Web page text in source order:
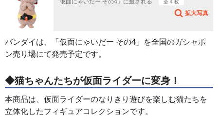
全 4 枚
拡大写真
バンダイは、「仮面にゃいだー その4」を全国のガシャポ
ン売り場にて発売予定です。
◆猫ちゃんたちが仮面ライダーに変身！
本商品は、仮面ライダーのなりきり遊びを楽しむ猫たちを
立体化したフィギュアコレクションです。